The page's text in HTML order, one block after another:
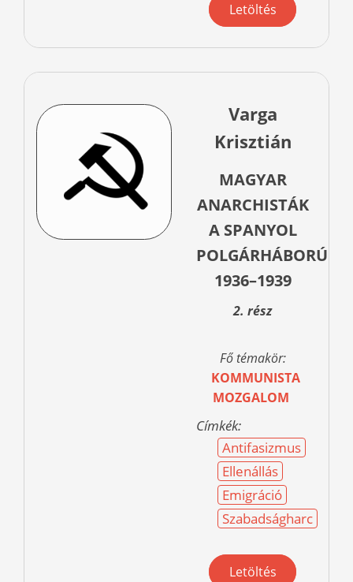
Letöltés
Varga
Krisztián
MAGYAR
ANARCHISTÁK
A SPANYOL
1936–1939
2. rész
Fő témakör:
KOMMUNISTA
MOZGALOM
Címkék:
Antifasizmus
Ellenállás
Emigráció
Szabadságharc
Letöltés